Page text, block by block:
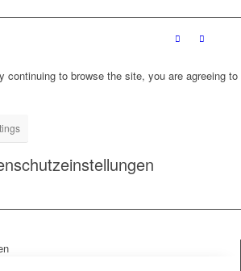
to browse the site, you are agreeing to